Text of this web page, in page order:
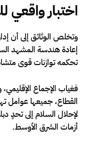
اختبار واقعي
وتخلص الوثائق إلى أن
إعادة هندسة المشهد
تحكمه توازنات قوى
فغياب الإجماع الإقليمي،
القطاع، جميعها
لإحلال السلام إلى
أزمات الشرق الأوسط.